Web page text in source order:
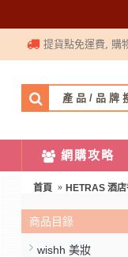
提貨點免運費, 購
網購攻略
首頁 HETRAS 酒
商品目錄
wishh 美妝